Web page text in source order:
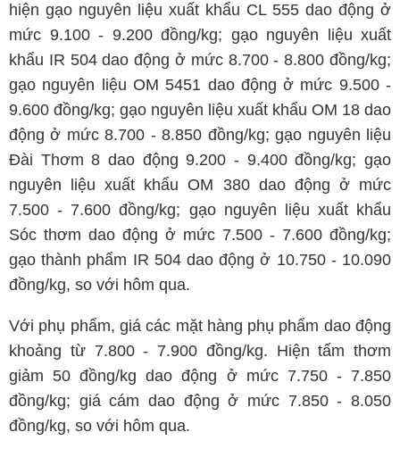
hiện gạo nguyên liệu xuất khẩu CL 555 dao động ở
mức 9.100 - 9.200 đồng/kg; gạo nguyên liệu xuất
khẩu IR 504 dao động ở mức 8.700 - 8.800 đồng/kg;
gạo nguyên liệu OM 5451 dao động ở mức 9.500 -
9.600 đồng/kg; gạo nguyên liệu xuất khẩu OM 18 dao
động ở mức 8.700 - 8.850 đồng/kg; gạo nguyên liệu
Đài Thơm 8 dao động 9.200 - 9.400 đồng/kg; gạo
nguyên liệu xuất khẩu OM 380 dao động ở mức
7.500 - 7.600 đồng/kg; gạo nguyên liệu xuất khẩu
Sóc thơm dao động ở mức 7.500 - 7.600 đồng/kg;
gạo thành phẩm IR 504 dao động ở 10.750 - 10.090
đồng/kg, so với hôm qua.
Với phụ phẩm, giá các mặt hàng phụ phẩm dao động
khoảng từ 7.800 - 7.900 đồng/kg. Hiện tấm thơm
giảm 50 đồng/kg dao động ở mức 7.750 - 7.850
đồng/kg; giá cám dao động ở mức 7.850 - 8.050
đồng/kg, so với hôm qua.